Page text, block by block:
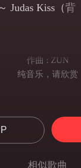
Judas Kiss（背
作曲 : ZUN
纯音乐，请欣赏
相似歌曲